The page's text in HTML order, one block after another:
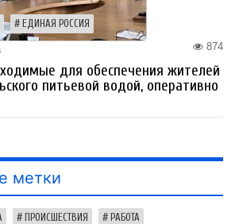
ЕДИНАЯ РОССИЯ
874
для обеспечения жителей
питьевой водой, оперативно
метки
ПРОИСШЕСТВИЯ РАБОТА